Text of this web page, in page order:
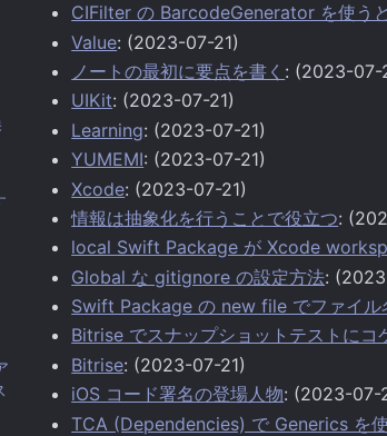
CIFilter の BarcodeGenerator を使う
Value: (2023-07-21)
ノートの最初に要点を書く : (2023-07-
UIKit: (2023-07-21)
Learning: (2023-07-21)
YUMEMI: (2023-07-21)
Xcode: (2023-07-21)
情報は抽象化を行うことで役立つ:
local Swift Package が Xcode
Global な gitignore の設定方法:
Swift Package の new file でファイル
Bitrise でスナップショットテストにコ
Bitrise: (2023-07-21)
iOS コード署名の登場人物: (2023-07-
TCA (Dependencies) で Generics を